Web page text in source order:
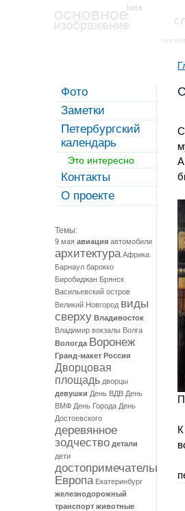
Фото
Заметки
Петербургский
календарь
Это интересно
Контакты
О проекте
Темы:
9 мая авиация автомобили
архитектура Африка
Барнаул барокко
Биробиджан Брянск
Васильевский остров
Великий Новгород виды
сверху Владивосток
Владимир вокзалы Волга
Вологда Воронеж
Гранд-макет Россия
Дворцовая
площадь дворцы
девушки День ВДВ День
ВМФ День Города День
Достоевского
деревянное
зодчество детали
дети
достопримечательности
Европа Екатеринбург
железнодорожный
транспорт животные
А